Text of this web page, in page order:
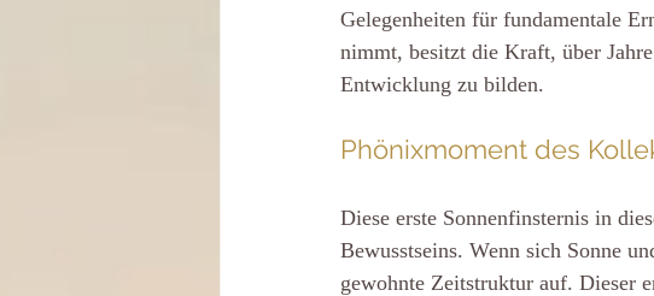
Gelegenheiten für fundamentale
nimmt, besitzt die Kraft, über
Entwicklung zu bilden.
Phönixmoment des
Diese erste Sonnenfinsternis in
Bewusstseins. Wenn sich Sonne
gewohnte Zeitstruktur auf. Dieser